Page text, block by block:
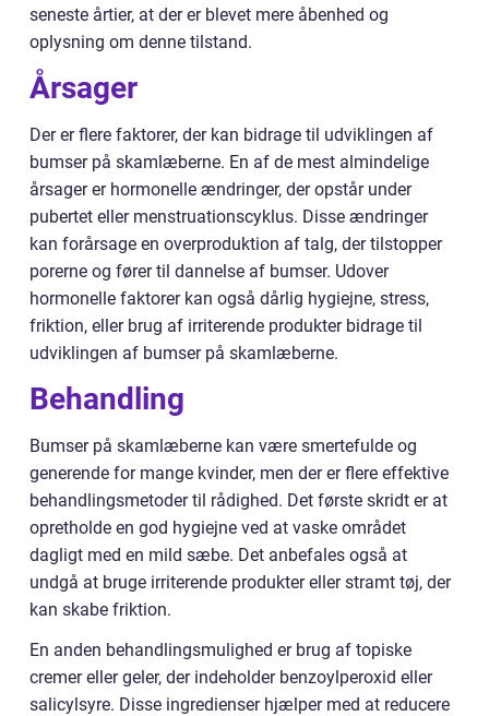
seneste årtier, at der er blevet mere åbenhed og
oplysning om denne tilstand.
Årsager
Der er flere faktorer, der kan bidrage til udviklingen af
bumser på skamlæberne. En af de mest almindelige
årsager er hormonelle ændringer, der opstår under
pubertet eller menstruationscyklus. Disse ændringer
kan forårsage en overproduktion af talg, der tilstopper
porerne og fører til dannelse af bumser. Udover
hormonelle faktorer kan også dårlig hygiejne, stress,
friktion, eller brug af irriterende produkter bidrage til
udviklingen af bumser på skamlæberne.
Behandling
Bumser på skamlæberne kan være smertefulde og
generende for mange kvinder, men der er flere effektive
behandlingsmetoder til rådighed. Det første skridt er at
opretholde en god hygiejne ved at vaske området
dagligt med en mild sæbe. Det anbefales også at
undgå at bruge irriterende produkter eller stramt tøj, der
kan skabe friktion.
En anden behandlingsmulighed er brug af topiske
cremer eller geler, der indeholder benzoylperoxid eller
salicylsyre. Disse ingredienser hjælper med at reducere